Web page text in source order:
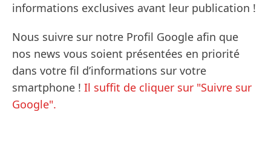
informations exclusives avant leur publication !
Nous suivre sur notre Profil Google afin que
nos news vous soient présentées en priorité
dans votre fil d’informations sur votre
smartphone ! Il suffit de cliquer sur "Suivre sur
Google".